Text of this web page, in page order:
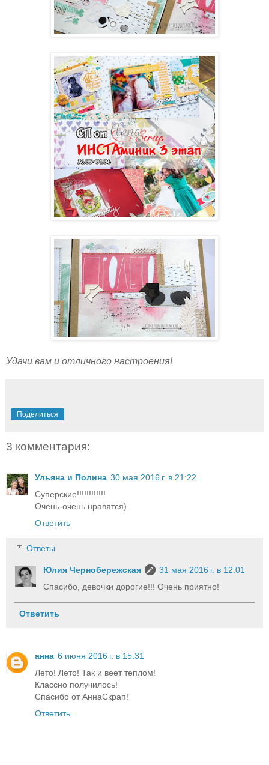
Удачи вам и отличного настроения!
Поделиться
3 комментария:
Ульяна и Полина 30 мая 2016 г. в 21:22
Суперские!!!!!!!!!!!!
Очень-очень нравятся)
Ответить
Ответы
Юлия Чернобережская
31 мая 2016 г. в 12:01
Спасибо, девочки дорогие!!! Очень приятно!
Ответить
анна 6 июня 2016 г. в 15:31
Лето! Лето! Так и веет теплом!
Классно получилось!
Спасибо от АннаСкрап!
Ответить